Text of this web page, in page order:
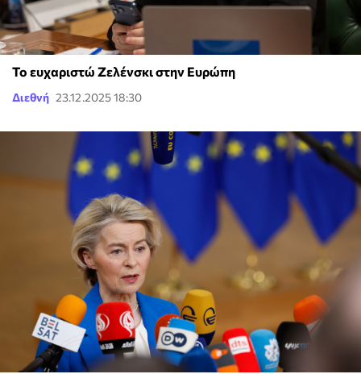
Το ευχαριστώ Ζελένσκι στην Ευρώπη
Διεθνή 23.12.2025 18:30